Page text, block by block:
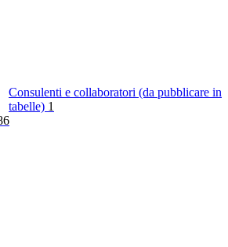
Consulenti e collaboratori (da pubblicare in
tabelle) 1